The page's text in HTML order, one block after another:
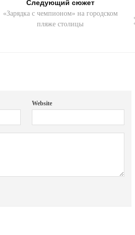
Следующий сюжет
«Зарядка с чемпионом» на городском
пляже столицы
Website